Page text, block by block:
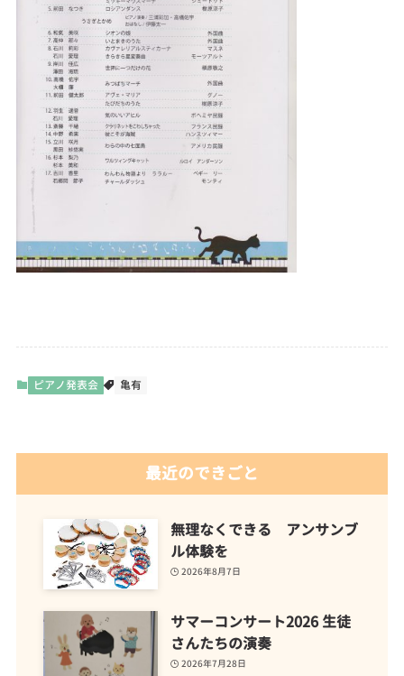
ピアノ発表会 亀有
最近のできごと
無理なくできる アンサンブ
ル体験を
2026年8月7日
サマーコンサート2026 生徒
さんたちの演奏
2026年7月28日